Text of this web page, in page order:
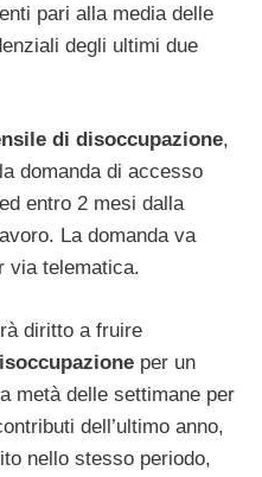
pari alla media delle
degli ultimi due
di disoccupazione,
domanda di accesso
entro 2 mesi dalla
La domanda va
via telematica.
diritto a fruire
per un
metà delle settimane per
dell’ultimo anno,
nello stesso periodo,